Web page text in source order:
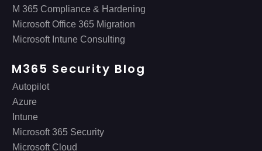
M 365 Compliance & Hardening
Microsoft Office 365 Migration
Microsoft Intune Consulting
M365 Security Blog
Autopilot
Azure
Intune
Microsoft 365 Security
Microsoft Cloud